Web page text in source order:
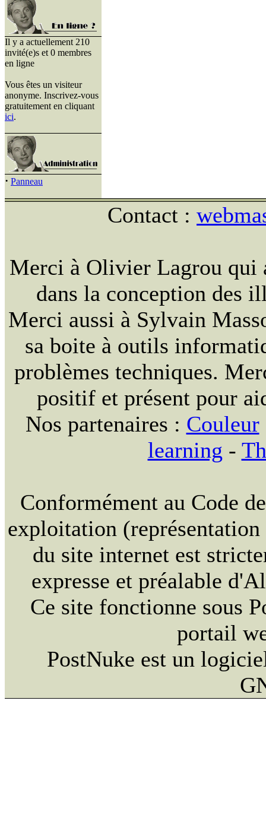
Il y a actuellement 210
invité(e)s et 0 membres
en ligne
Vous êtes un visiteur
anonyme. Inscrivez-vous
gratuitement en cliquant
ici.
· Panneau
Contact :
Merci à Olivier Lagrou qui
dans la conception des
Merci aussi à Sylvain
sa boite à outils
problèmes techniques.
positif et présent pour
Nos partenaires : Couleur
learning -
Conformément au Code
exploitation
du site internet est
expresse et préalable
Ce site fonctionne sous
portail
PostNuke est un